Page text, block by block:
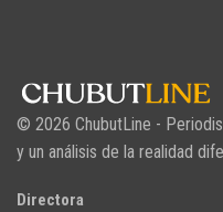
© 2026 ChubutLine -
y un análisis de la realidad
Directora